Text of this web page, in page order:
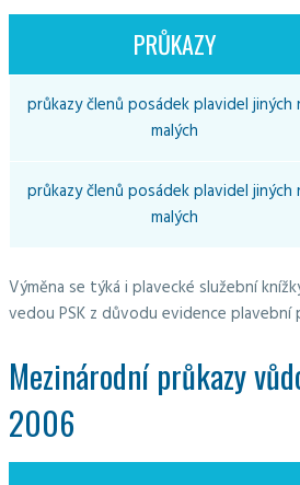
PRŮKAZY
průkazy členů posádek plavidel jiných
malých
průkazy členů posádek plavidel jiných
malých
Výměna se týká i plavecké služební
vedou PSK z důvodu evidence plavební
Mezinárodní průkazy
2006